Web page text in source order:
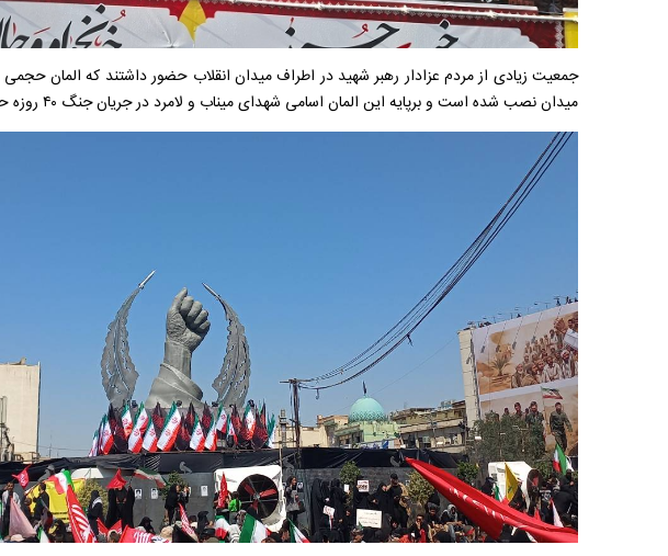
جمعیت زیادی از مردم عزادار رهبر شهید در اطراف میدان انقلاب حضور داشتند که المان حجمی
میدان نصب شده است و برپایه این المان اسامی شهدای میناب و لامرد در جریان جنگ ۴۰ روزه حک شده است.